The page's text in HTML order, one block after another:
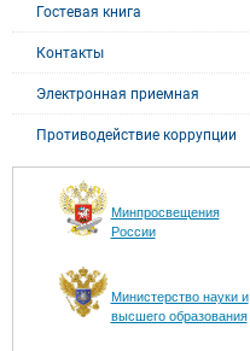
Гостевая книга
Контакты
Электронная приемная
Противодействие коррупции
Минпросвещения
России
Министерство науки и
высшего образования